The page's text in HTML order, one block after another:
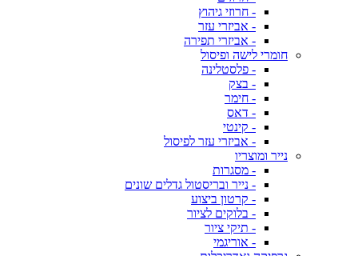
- חרוזי גיהוץ
- אביזרי עזר
- אביזרי תפירה
חומרי לישה ופיסול
- פלסטלינה
- בצק
- חימר
- דאס
- קינטי
- אביזרי עזר לפיסול
נייר ומוצריו
- מסגרות
- נייר ובריסטול גדלים שונים
- קרטון ביצוע
- בלוקים לציור
- תיקי ציור
- אוריגמי